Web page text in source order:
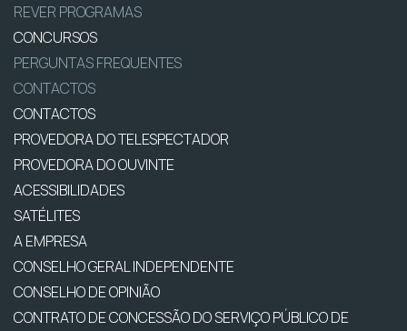
REVER PROGRAMAS
CONCURSOS
PERGUNTAS FREQUENTES
CONTACTOS
CONTACTOS
PROVEDORA DO TELESPECTADOR
PROVEDORA DO OUVINTE
ACESSIBILIDADES
SATÉLITES
A EMPRESA
CONSELHO GERAL INDEPENDENTE
CONSELHO DE OPINIÃO
CONTRATO DE CONCESSÃO DO SERVIÇO PÚBLICO DE